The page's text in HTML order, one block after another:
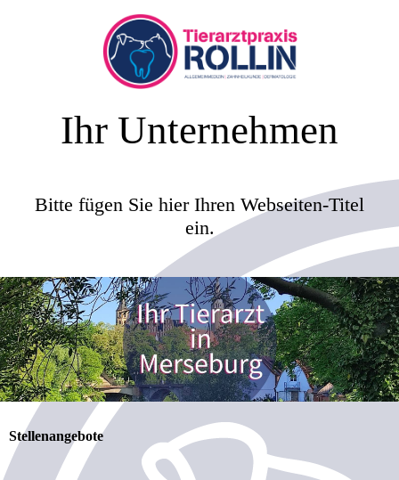
Ihr Unternehmen
Bitte fügen Sie hier Ihren Webseiten-Titel
ein.
Stellenangebote